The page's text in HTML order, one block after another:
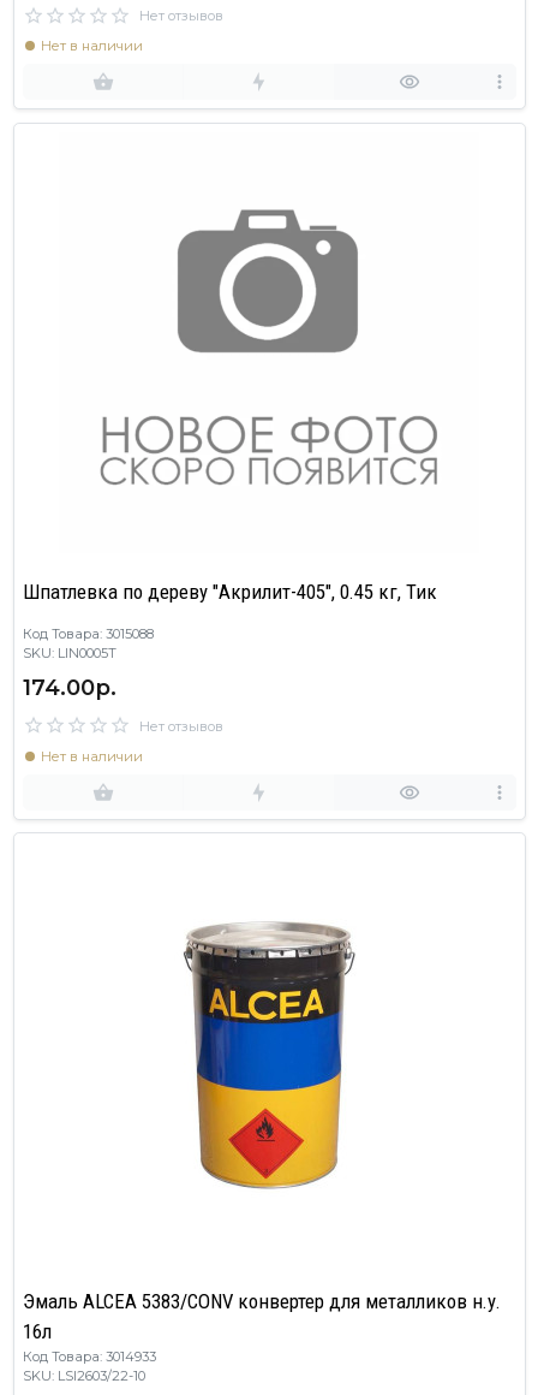
Нет отзывов
Нет в наличии
Шпатлевка по дереву "Акрилит-405", 0.45 кг, Тик
Код Товара: 3015088
SKU: LIN0005T
174.00р.
Нет отзывов
Нет в наличии
Эмаль ALCEA 5383/CONV конвертер для металликов н.у.
16л
Код Товара: 3014933
SKU: LSI2603/22-10